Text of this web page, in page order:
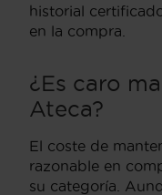
historial
en la compra.
¿Es caro
Ateca?
El coste de
razonable en
su categoría.